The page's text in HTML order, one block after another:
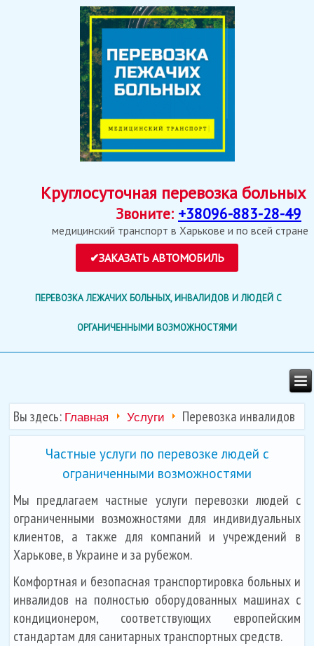
Круглосуточная перевозка больных
Звоните: +38096-883-28-49
медицинский транспорт в Харькове и по всей стране
ПЕРЕВОЗКА ЛЕЖАЧИХ БОЛЬНЫХ, ИНВАЛИДОВ И ЛЮДЕЙ С
ОРГАНИЧЕННЫМИ ВОЗМОЖНОСТЯМИ
Вы здесь: Главная Услуги Перевозка инвалидов
Частные услуги по перевозке людей с
ограниченными возможностями
Мы предлагаем частные услуги перевозки людей с
ограниченными возможностями для индивидуальных
клиентов, а также для компаний и учреждений в
Харькове, в Украине и за рубежом.
Комфортная и безопасная транспортировка больных и
инвалидов на полностью оборудованных машинах с
кондиционером, соответствующих европейским
стандартам для санитарных транспортных средств.